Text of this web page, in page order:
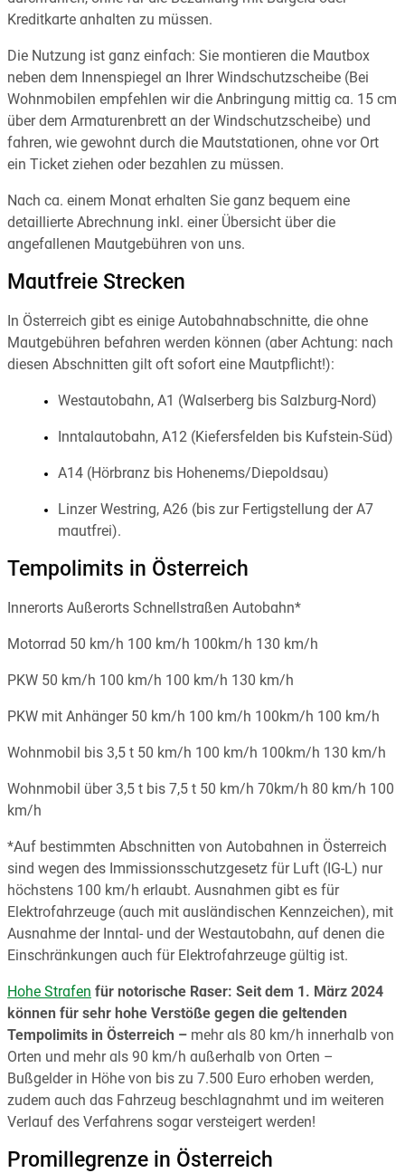
Kreditkarte anhalten zu müssen.
Die Nutzung ist ganz einfach: Sie montieren die Mautbox
neben dem Innenspiegel an Ihrer Windschutzscheibe (Bei
Wohnmobilen empfehlen wir die Anbringung mittig ca. 15 cm
über dem Armaturenbrett an der Windschutzscheibe) und
fahren, wie gewohnt durch die Mautstationen, ohne vor Ort
ein Ticket ziehen oder bezahlen zu müssen.
Nach ca. einem Monat erhalten Sie ganz bequem eine
detaillierte Abrechnung inkl. einer Übersicht über die
angefallenen Mautgebühren von uns.
Mautfreie Strecken
In Österreich gibt es einige Autobahnabschnitte, die ohne
Mautgebühren befahren werden können (aber Achtung: nach
diesen Abschnitten gilt oft sofort eine Mautpflicht!):
Westautobahn, A1 (Walserberg bis Salzburg-Nord)
Inntalautobahn, A12 (Kiefersfelden bis Kufstein-Süd)
A14 (Hörbranz bis Hohenems/Diepoldsau)
Linzer Westring, A26 (bis zur Fertigstellung der A7
mautfrei).
Tempolimits in Österreich
Innerorts Außerorts Schnellstraßen Autobahn*
Motorrad 50 km/h 100 km/h 100km/h 130 km/h
PKW 50 km/h 100 km/h 100 km/h 130 km/h
PKW mit Anhänger 50 km/h 100 km/h 100km/h 100 km/h
Wohnmobil bis 3,5 t 50 km/h 100 km/h 100km/h 130 km/h
Wohnmobil über 3,5 t bis 7,5 t 50 km/h 70km/h 80 km/h 100
km/h
*Auf bestimmten Abschnitten von Autobahnen in Österreich
sind wegen des Immissionsschutzgesetz für Luft (IG-L) nur
höchstens 100 km/h erlaubt. Ausnahmen gibt es für
Elektrofahrzeuge (auch mit ausländischen Kennzeichen), mit
Ausnahme der Inntal- und der Westautobahn, auf denen die
Einschränkungen auch für Elektrofahrzeuge gültig ist.
Hohe Strafen für notorische Raser: Seit dem 1. März 2024
können für sehr hohe Verstöße gegen die geltenden
Tempolimits in Österreich – mehr als 80 km/h innerhalb von
Orten und mehr als 90 km/h außerhalb von Orten –
Bußgelder in Höhe von bis zu 7.500 Euro erhoben werden,
zudem auch das Fahrzeug beschlagnahmt und im weiteren
Verlauf des Verfahrens sogar versteigert werden!
Promillegrenze in Österreich